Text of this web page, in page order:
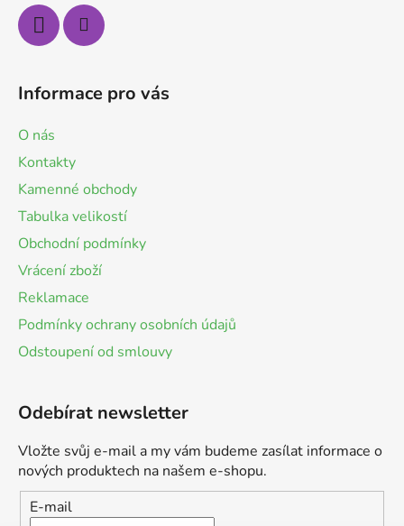
Informace pro vás
O nás
Kontakty
Kamenné obchody
Tabulka velikostí
Obchodní podmínky
Vrácení zboží
Reklamace
Podmínky ochrany osobních údajů
Odstoupení od smlouvy
Odebírat newsletter
Vložte svůj e-mail a my vám budeme zasílat informace o
nových produktech na našem e-shopu.
E-mail